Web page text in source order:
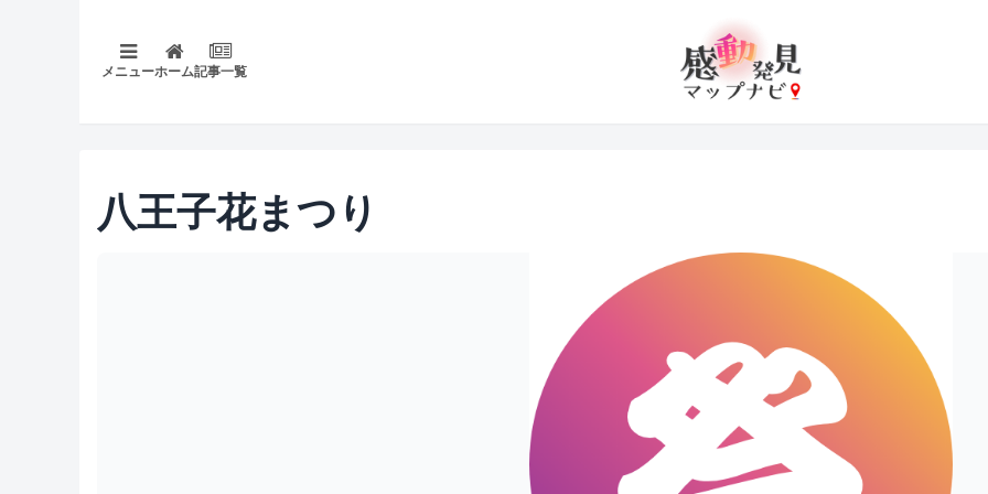
メニューホーム記事一覧
八王子花まつり